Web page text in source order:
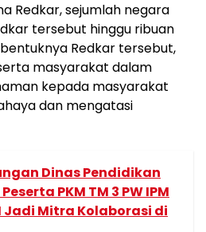
Redkar, sejumlah negara
tersebut hinggu ribuan
Redkar tersebut,
masyarakat dalam
kepada masyarakat
dan mengatasi
Dinas Pendidikan
PKM TM 3 PW IPM
Jadi Mitra Kolaborasi di